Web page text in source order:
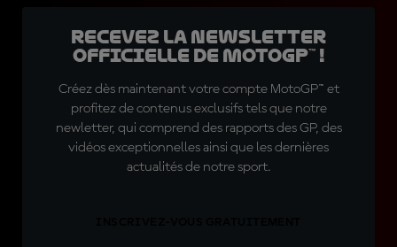
Recevez la Newsletter
officielle de MotoGP™ !
Créez dès maintenant votre compte MotoGP™ et
profitez de contenus exclusifs tels que notre
newletter, qui comprend des rapports des GP, des
vidéos exceptionnelles ainsi que les dernières
actualités de notre sport.